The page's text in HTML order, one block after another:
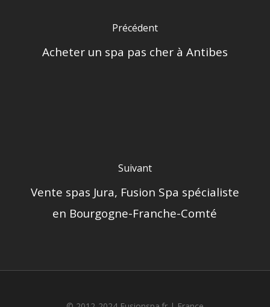
Précédent
Acheter un spa pas cher à Antibes
Suivant
Vente spas Jura, Fusion Spa spécialiste
en Bourgogne-Franche-Comté